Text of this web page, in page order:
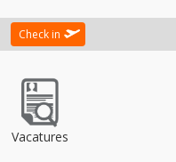
Check in
Vacatures